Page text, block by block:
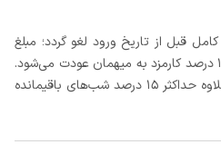
که رزرو، حداقل 3 روز کامل قبل از تاریخ ورود لغو گردد؛ مبلغ
صورتحساب پس از کسر حداکثر 15 درصد کارمزد به میهمان عودت می‌شود.
در غیر اینصورت اجاره شب اول بعلاوه حداکثر 15 درصد شب‌های باقیمانده